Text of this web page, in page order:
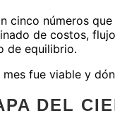
cinco números
de costos,
de equilibrio.
fue viable y
DEL